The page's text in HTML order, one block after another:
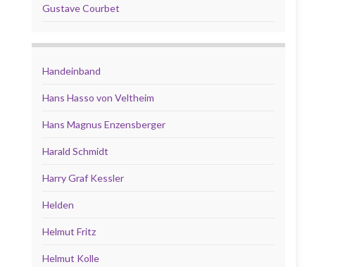
Gustave Courbet
Handeinband
Hans Hasso von Veltheim
Hans Magnus Enzensberger
Harald Schmidt
Harry Graf Kessler
Helden
Helmut Fritz
Helmut Kolle